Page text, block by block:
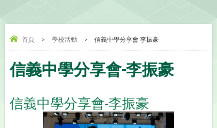
首頁 > 學校活動 > 信義中學分享會-李振豪
信義中學分享會-李振豪
信義中學分享會-李振豪